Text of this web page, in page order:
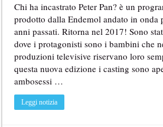
Chi ha incastrato Peter Pan? è un
prodotto dalla Endemol andato in
anni passati. Ritorna nel 2017! Sono
dove i protagonisti sono i bambini che
produzioni televisive riservano loro
questa nuova edizione i casting sono
ambosessi …
Leggi notizia